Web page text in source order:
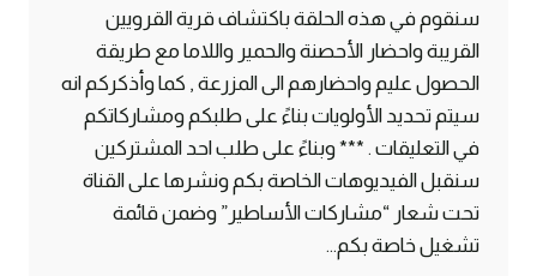
سنقوم في هذه الحلقة باكتشاف قرية القرويين
القريبة واحضار الأحصنة والحمير واللاما مع طريقة
الحصول عليم واحضارهم الى المزرعة , كما وأذكركم انه
سيتم تحديد الأولويات بناءً على طلبكم ومشاركاتكم
في التعليقات . *** وبناءً على طلب احد المشتركين
سنقبل الفيديوهات الخاصة بكم ونشرها على القناة
تحت شعار “مشاركات الأساطير” وضمن قائمة
تشغيل خاصة بكم…